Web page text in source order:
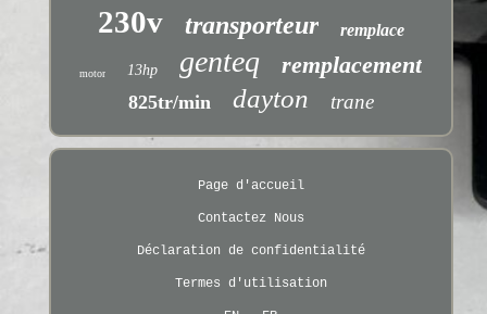
230v transporteur remplace
motor 13hp genteq remplacement
825tr/min dayton trane
Page d'accueil
Contactez Nous
Déclaration de confidentialité
Termes d'utilisation